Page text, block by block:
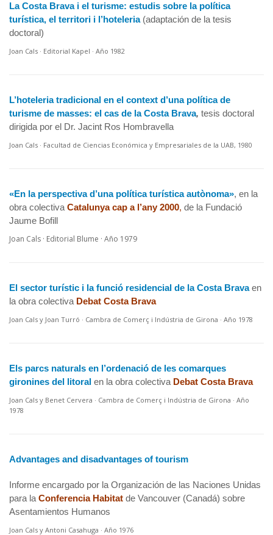
La Costa Brava i el turisme: estudis sobre la política
turística, el territori i l’hoteleria (adaptación de la tesis
doctoral)
Joan Cals · Editorial Kapel · Año 1982
L’hoteleria tradicional en el context d’una política de
turisme de masses: el cas de la Costa Brava, tesis doctoral
dirigida por el Dr. Jacint Ros Hombravella
Joan Cals · Facultad de Ciencias Económica y Empresariales de la UAB, 1980
«En la perspectiva d’una política turística autònoma», en la
obra colectiva Catalunya cap a l’any 2000, de la Fundació
Jaume Bofill
Joan Cals · Editorial Blume · Año 1979
El sector turístic i la funció residencial de la Costa Bravaen
la obra colectiva Debat Costa Brava
Joan Cals y Joan Turró · Cambra de Comerç i Indústria de Girona · Año 1978
Els parcs naturals en l’ordenació de les comarques
gironines del litoral en la obra colectiva Debat Costa Brava
Joan Cals y Benet Cervera · Cambra de Comerç i Indústria de Girona · Año
1978
Advantages and disadvantages of tourism
Informe encargado por la Organización de las Naciones Unidas
para la Conferencia Habitat de Vancouver (Canadá) sobre
Asentamientos Humanos
Joan Cals y Antoni Casahuga · Año 1976